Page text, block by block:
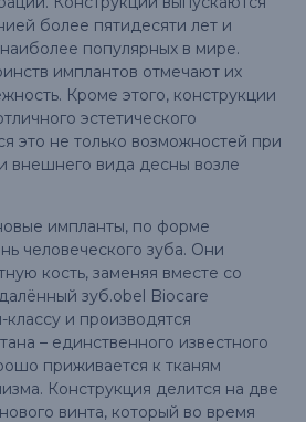
более пятидесяти лет и
популярных в мире.
имплантов отмечают их
Кроме этого, конструкции
эстетического
это не только возможностей при
внешнего вида десны возле
импланты, по форме
человеческого зуба. Они
кость, заменяя вместе со
зуб.obel Biocare
и производятся
– единственного известного
приживается к тканям
Конструкция делится на две
винта, который во время